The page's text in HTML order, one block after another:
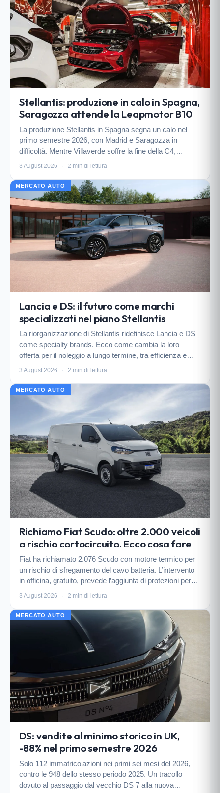
Stellantis: produzione in calo in Spagna,
Saragozza attende la Leapmotor B10
La produzione Stellantis in Spagna segna un calo nel
primo semestre 2026, con Madrid e Saragozza in
difficoltà. Mentre Villaverde soffre la fine della C4,
Saragozza punta sulla Leapmotor B10, attesa per il 24
3 August 2026 · 2 min di lettura
MERCATO AUTO
Lancia e DS: il futuro come marchi
specializzati nel piano Stellantis
La riorganizzazione di Stellantis ridefinisce Lancia e DS
come specialty brands. Ecco come cambia la loro
offerta per il noleggio a lungo termine, tra efficienza e
nuovi modelli in arrivo.
3 August 2026 · 2 min di lettura
MERCATO AUTO
Richiamo Fiat Scudo: oltre 2.000 veicoli
a rischio cortocircuito. Ecco cosa fare
Fiat ha richiamato 2.076 Scudo con motore termico per
un rischio di sfregamento del cavo batteria. L’intervento
in officina, gratuito, prevede l’aggiunta di protezioni per
evitare cortocircuiti e possibili incendi.
3 August 2026 · 2 min di lettura
MERCATO AUTO
DS: vendite al minimo storico in UK,
-88% nel primo semestre 2026
Solo 112 immatricolazioni nei primi sei mesi del 2026,
contro le 948 dello stesso periodo 2025. Un tracollo
dovuto al passaggio dal vecchio DS 7 alla nuova